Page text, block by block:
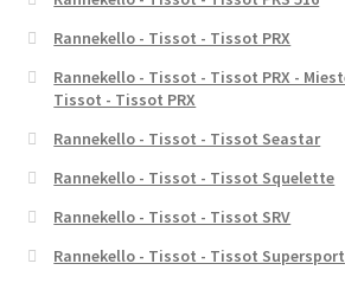
Rannekello - Tissot - Tissot PRX
Rannekello - Tissot - Tissot PRX -
Tissot - Tissot PRX
Rannekello - Tissot - Tissot Seastar
Rannekello - Tissot - Tissot Squelette
Rannekello - Tissot - Tissot SRV
Rannekello - Tissot - Tissot Supersport